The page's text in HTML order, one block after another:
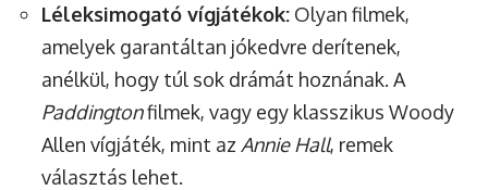
Léleksimogató vígjátékok: Olyan filmek,
amelyek garantáltan jókedvre derítenek,
anélkül, hogy túl sok drámát hoznának. A
Paddingtonfilmek, vagy egy klasszikus Woody
Allen vígjáték, mint az Annie Hall, remek
választás lehet.